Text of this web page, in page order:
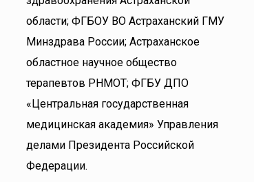
области; ФГБОУ ВО Астраханский ГМУ
Минздрава России; Астраханское
областное научное общество
терапевтов РНМОТ; ФГБУ ДПО
«Центральная государственная
медицинская академия» Управления
делами Президента Российской
Федерации.